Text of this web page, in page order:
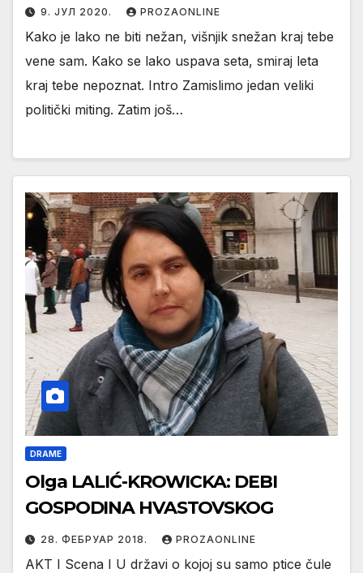
9. ЈУЛ 2020. PROZAONLINE
Kako je lako ne biti nežan, višnjik snežan kraj tebe
vene sam. Kako se lako uspava seta, smiraj leta
kraj tebe nepoznat. Intro Zamislimo jedan veliki
politički miting. Zatim još…
DRAME
Olga LALIĆ-KROWICKA: DEBI
GOSPODINA HVASTOVSKOG
28. ФЕБРУАР 2018. PROZAONLINE
AKT I Scena I U državi o kojoj su samo ptice čule